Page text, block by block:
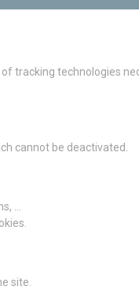
tracking technologies
cannot be deactivated.
...
site.